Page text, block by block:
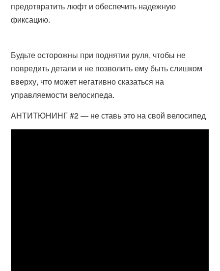
предотвратить люфт и обеспечить надежную
фиксацию.
Будьте осторожны при поднятии руля, чтобы не
повредить детали и не позволить ему быть слишком
вверху, что может негативно сказаться на
управляемости велосипеда.
АНТИТЮНИНГ #2 — не ставь это на свой велосипед